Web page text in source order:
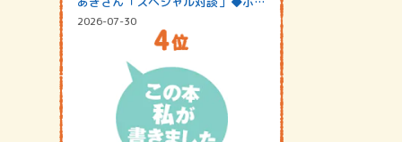
ドキャスト…
2026-07-30